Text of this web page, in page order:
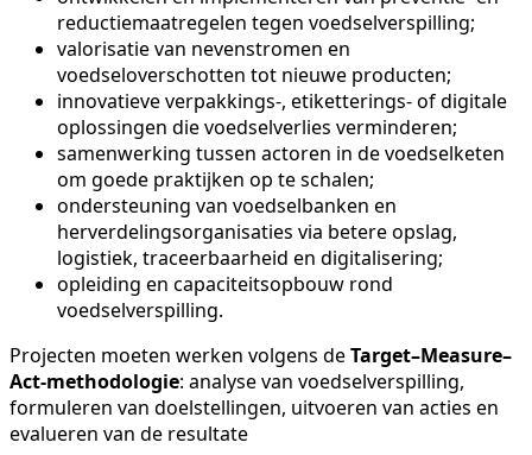
reductiemaatregelen tegen voedselverspilling;
valorisatie van nevenstromen en
voedseloverschotten tot nieuwe producten;
innovatieve verpakkings-, etiketterings- of digitale
oplossingen die voedselverlies verminderen;
samenwerking tussen actoren in de voedselketen
om goede praktijken op te schalen;
ondersteuning van voedselbanken en
herverdelingsorganisaties via betere opslag,
logistiek, traceerbaarheid en digitalisering;
opleiding en capaciteitsopbouw rond
voedselverspilling.
Projecten moeten werken volgens deTarget–Measure–
Act-methodologie: analyse van voedselverspilling,
formuleren van doelstellingen, uitvoeren van acties en
evalueren van de resultate